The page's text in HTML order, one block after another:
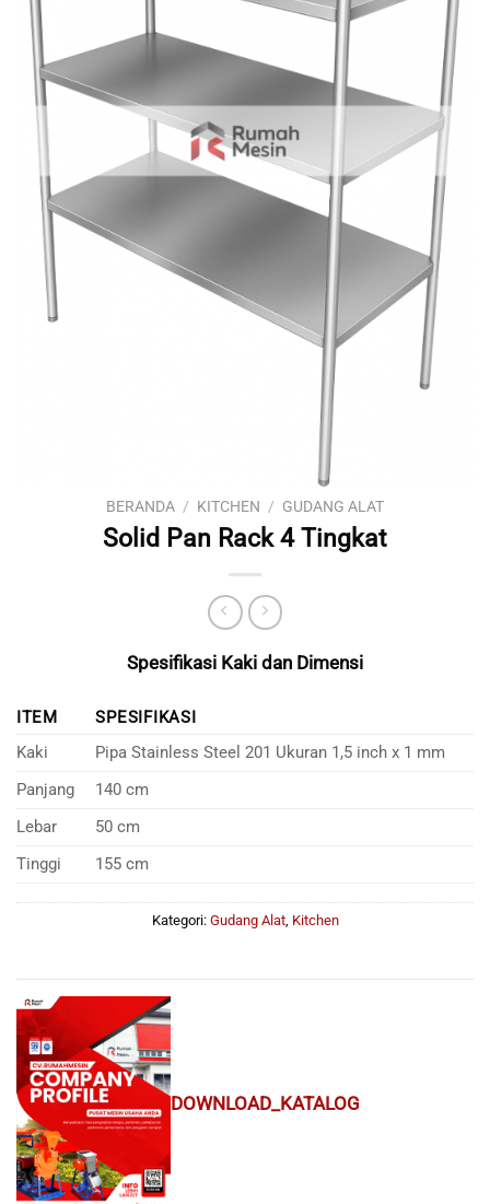
BERANDA / KITCHEN / GUDANG ALAT
Solid Pan Rack 4 Tingkat
Spesifikasi Kaki dan Dimensi
ITEM
SPESIFIKASI
Kaki
Pipa Stainless Steel 201 Ukuran 1,5 inch x 1 mm
Panjang
140 cm
Lebar
50 cm
Tinggi
155 cm
Kategori: Gudang Alat, Kitchen
DOWNLOAD_KATALOG